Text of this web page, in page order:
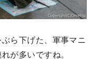
ら下げた、軍事マニ
が多いですね。